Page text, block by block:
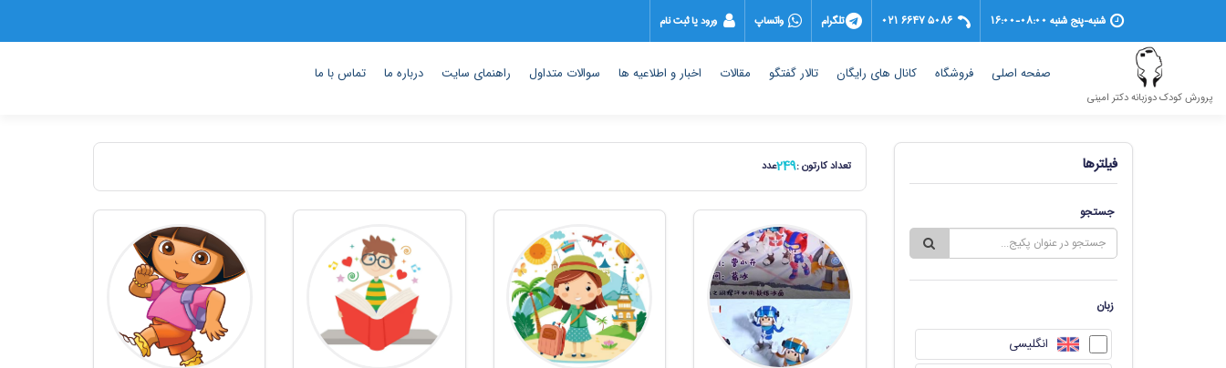
شنبه-پنج شنبه 08:00-16:00 021 6647 5086 تلگرام واتساپ ورود یا ثبت نام
پرورش کودک دوزبانه دکتر امینی
صفحه اصلی
(current) فروشگاه کانال های رایگان تالار گفتگو مقالات اخبار و اطلاعیه ها سوالات متداول راهنمای سایت درباره ما تماس با ما
فیلترها
جستجو
زبان
انگلیسی
تعداد کارتون :249عدد